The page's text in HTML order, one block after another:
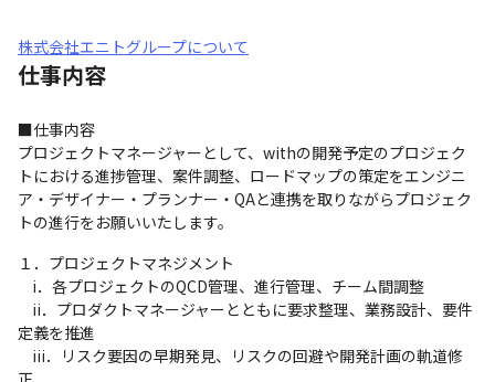
株式会社エニトグループについて
仕事内容
■仕事内容
プロジェクトマネージャーとして、withの開発予定のプロジェク
トにおける進捗管理、案件調整、ロードマップの策定をエンジニ
ア・デザイナー・プランナー・QAと連携を取りながらプロジェク
トの進行をお願いいたします。
１．プロジェクトマネジメント
ⅰ．各プロジェクトのQCD管理、進行管理、チーム間調整
ⅱ．プロダクトマネージャーとともに要求整理、業務設計、要件
定義を推進
ⅲ．リスク要因の早期発見、リスクの回避や開発計画の軌道修